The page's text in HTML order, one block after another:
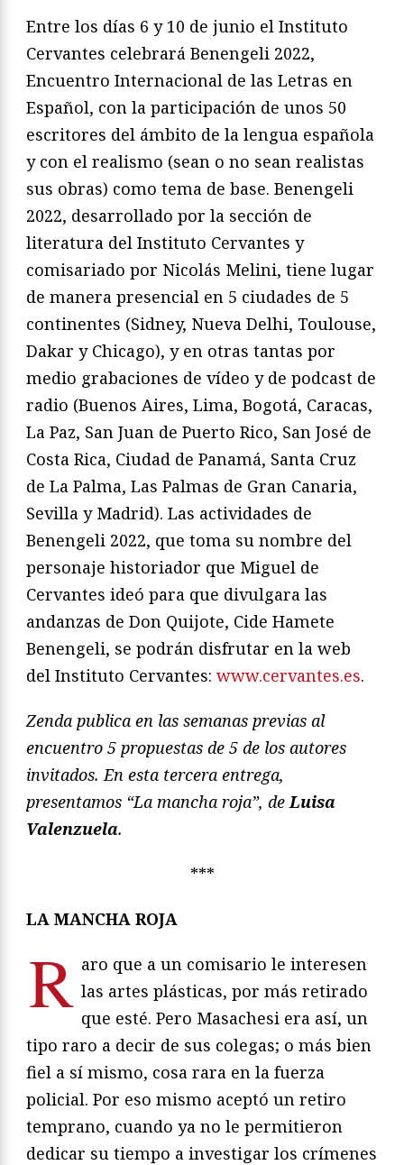
Entre los días 6 y 10 de junio el Instituto
Cervantes celebrará Benengeli 2022,
Encuentro Internacional de las Letras en
Español, con la participación de unos 50
escritores del ámbito de la lengua española
y con el realismo (sean o no sean realistas
sus obras) como tema de base. Benengeli
2022, desarrollado por la sección de
literatura del Instituto Cervantes y
comisariado por Nicolás Melini, tiene lugar
de manera presencial en 5 ciudades de 5
continentes (Sidney, Nueva Delhi, Toulouse,
Dakar y Chicago), y en otras tantas por
medio grabaciones de vídeo y de podcast de
radio (Buenos Aires, Lima, Bogotá, Caracas,
La Paz, San Juan de Puerto Rico, San José de
Costa Rica, Ciudad de Panamá, Santa Cruz
de La Palma, Las Palmas de Gran Canaria,
Sevilla y Madrid). Las actividades de
Benengeli 2022, que toma su nombre del
personaje historiador que Miguel de
Cervantes ideó para que divulgara las
andanzas de Don Quijote, Cide Hamete
Benengeli, se podrán disfrutar en la web
del Instituto Cervantes: www.cervantes.es.
Zenda publica en las semanas previas al
encuentro 5 propuestas de 5 de los autores
invitados. En esta tercera entrega,
presentamos “La mancha roja”, de Luisa
Valenzuela.
***
LA MANCHA ROJA
R aro que a un comisario le interesen
las artes plásticas, por más retirado
que esté. Pero Masachesi era así, un
tipo raro a decir de sus colegas; o más bien
fiel a sí mismo, cosa rara en la fuerza
policial. Por eso mismo aceptó un retiro
temprano, cuando ya no le permitieron
dedicar su tiempo a investigar los crímenes